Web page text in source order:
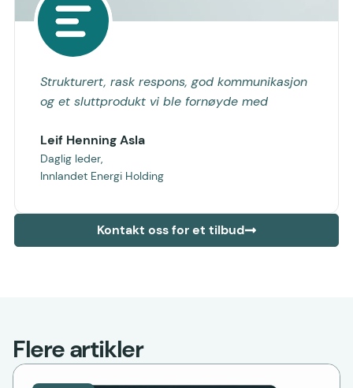
Strukturert, rask respons, god kommunikasjon
og et sluttprodukt vi ble fornøyde med
Leif Henning Asla
Daglig leder,
Innlandet Energi Holding
Kontakt oss for et tilbud
Flere artikler